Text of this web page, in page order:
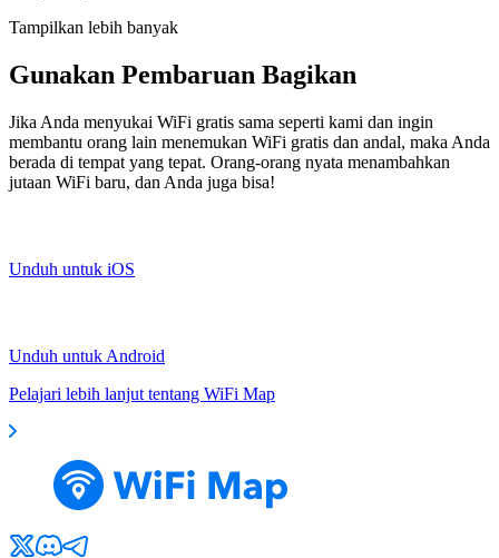
Tampilkan lebih banyak
Gunakan Pembaruan Bagikan
Jika Anda menyukai WiFi gratis sama seperti kami dan ingin
membantu orang lain menemukan WiFi gratis dan andal, maka Anda
berada di tempat yang tepat. Orang-orang nyata menambahkan
jutaan WiFi baru, dan Anda juga bisa!
Unduh untuk iOS
Unduh untuk Android
Pelajari lebih lanjut tentang WiFi Map